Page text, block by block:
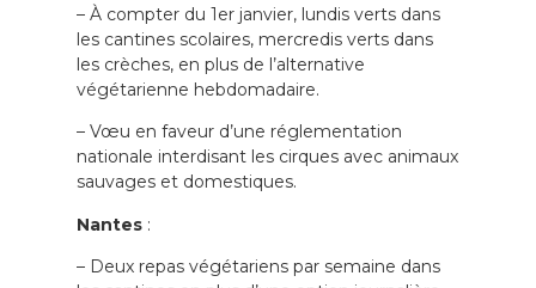
– À compter du 1er janvier, lundis verts dans
les cantines scolaires, mercredis verts dans
les crèches, en plus de l’alternative
végétarienne hebdomadaire.
– Vœu en faveur d’une réglementation
nationale interdisant les cirques avec animaux
sauvages et domestiques.
Nantes :
– Deux repas végétariens par semaine dans